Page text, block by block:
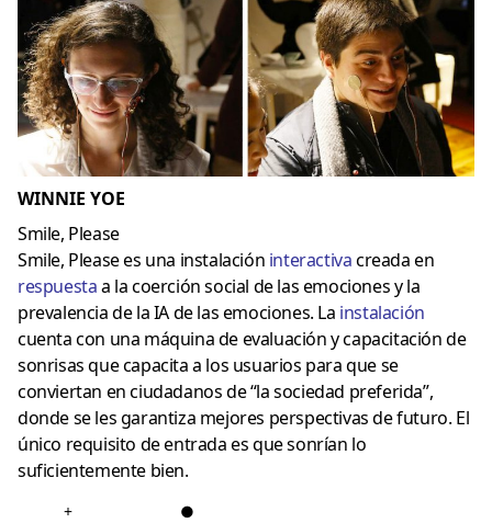
WINNIE YOE
Smile, Please
Smile, Please es una instalación interactivacreada en
respuestaa la coerción social de las emociones y la
prevalencia de la IA de las emociones. La instalación
cuenta con una máquina de evaluación y capacitación de
sonrisas que capacita a los usuarios para que se
conviertan en ciudadanos de “la sociedad preferida”,
donde se les garantiza mejores perspectivas de futuro. El
único requisito de entrada es que sonrían lo
suficientemente bien.
+ ●